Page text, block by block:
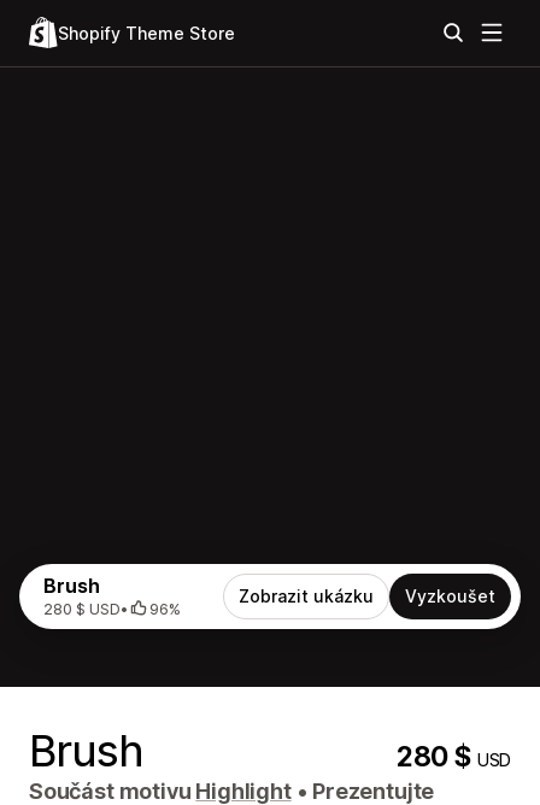
Shopify Theme Store
Brush
280 $ USD• 96%
Zobrazit ukázku Vyzkoušet
Brush 280 $USD
Součást motivu Highlight • Prezentujte